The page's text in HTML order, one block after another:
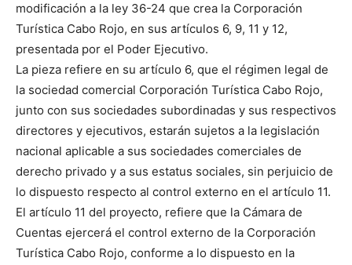
modificación a la ley 36-24 que crea la Corporación
Turística Cabo Rojo, en sus artículos 6, 9, 11 y 12,
presentada por el Poder Ejecutivo.
La pieza refiere en su artículo 6, que el régimen legal de
la sociedad comercial Corporación Turística Cabo Rojo,
junto con sus sociedades subordinadas y sus respectivos
directores y ejecutivos, estarán sujetos a la legislación
nacional aplicable a sus sociedades comerciales de
derecho privado y a sus estatus sociales, sin perjuicio de
lo dispuesto respecto al control externo en el artículo 11.
El artículo 11 del proyecto, refiere que la Cámara de
Cuentas ejercerá el control externo de la Corporación
Turística Cabo Rojo, conforme a lo dispuesto en la